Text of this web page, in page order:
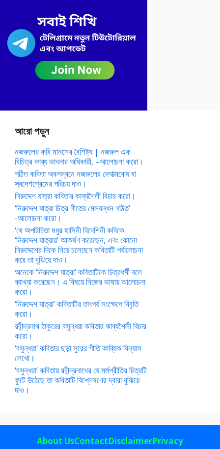
আরো পড়ুন
নজরুলের কবি মানসের বৈশিষ্ট্য | নজরুল এক
বিচিত্র কাব্য ভাবনার অধিকারী, –আলোচনা করো।
পঠিত কবিতা অবলম্বনে নজরুলের দেশাত্মবোধ বা
স্বদেশপ্রেমের পরিচয় দাও।
নিরুদ্দেশ যাত্রা কবিতার কাব্যশৈলী বিচার করো।
‘নিরুদ্দেশ যাত্রা চিত্র গীতের মেলবন্ধন গঠিত’
-আলোচনা করো।
‘ষে অপরিচিতা মধুর হাসিনী বিদেশিনী কবিকে
‘নিরুদ্দেশ যাত্রায়’ আকর্ষণ করেছেন, এবং কোনো
নিরুদ্দেশের দিকে নিয়ে চলেছেন কবিতাটি পর্যালোচনা
করে তা বুঝিয়ে দাও।
অনেকে ‘নিরুদ্দেশ যাত্রা’ কবিতাটিকে চিত্রধর্মী বলে
ব্যাখ্যা করেছেন। এ বিষয়ে নিজের ভাষায় আলোচনা
করো।
‘নিরুদ্দেশ যাত্রা’ কবিতাটির তাৎপর্য সংক্ষেপে বিবৃতি
করো।
রবীন্দ্রনাথ ঠাকুরের বসুন্ধরা কবিতার কাব্যশৈলী বিচার
করো।
‘বসুন্ধরা’ কবিতার ছড়া সুরের গীতি কাব্যিক বিন্যাস
লেখো।
‘বসুন্ধরা’ কবিতায় রবীন্দ্রনাথের যে মর্মপ্রীতির চিত্রটি
ফুটে উঠেছে তা কবিতাটি বিশ্লেষণের দ্বারা বুঝিয়ে
দাও।
About UsContactDisclaimerPrivacy